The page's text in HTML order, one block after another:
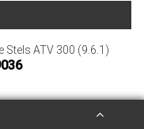
Stels ATV 300 (9.6.1)